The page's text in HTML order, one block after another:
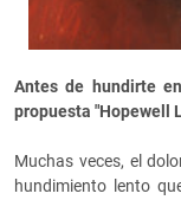
Antes de hundirte
propuesta "Hopewell
Muchas veces, el
hundimiento lento